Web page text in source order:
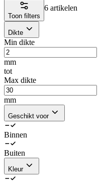
Toon filters
6 artikelen
Dikte
Min dikte
mm
tot
Max dikte
mm
Geschikt voor
Binnen
Buiten
Kleur